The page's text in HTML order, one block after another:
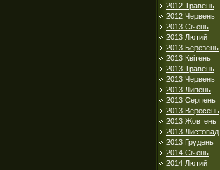
2012 Травень
2012 Червень
2013 Січень
2013 Лютий
2013 Березень
2013 Квітень
2013 Травень
2013 Червень
2013 Липень
2013 Серпень
2013 Вересень
2013 Жовтень
2013 Листопад
2013 Грудень
2014 Січень
2014 Лютий